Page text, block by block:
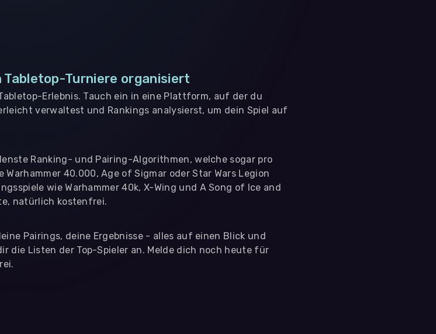
Turniere organisiert
Erlebnis. Tauch ein in eine Plattform, auf der du
verwaltest und Rankings analysierst, um dein Spiel auf
Ranking- und Pairing-Algorithmen, welche sogar pro
40.000, Age of Sigmar oder Star Wars Legion
wie Warhammer 40k, X-Wing und A Song of Ice and
natürlich kostenfrei.
Pairings, deine Ergebnisse - alles auf einen Blick und
die Listen der Top-Spieler an. Melde dich noch heute für